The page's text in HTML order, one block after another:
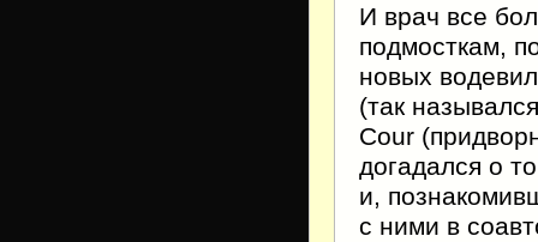
И врач все
подмосткам,
новых
(так
Cour
догадался о
и,
с ними в